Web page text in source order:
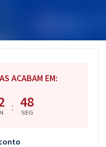
ACABAM EM:
: 47
SEG